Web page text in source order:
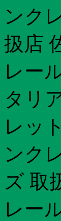
ンク
扱店
レー
タリ
レッ
ンク
ズ 取
レー